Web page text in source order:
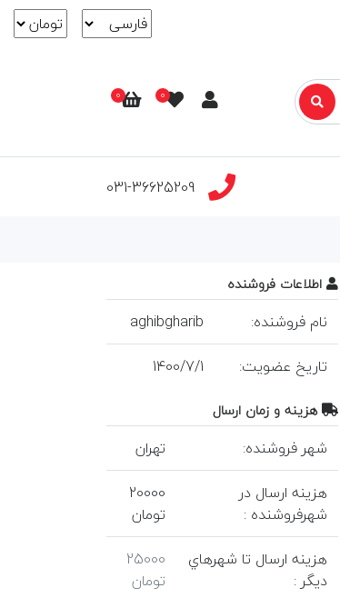
0
0
031-36625209
اطلاعات فروشنده
نام فروشنده:
aghibgharib
تاريخ عضويت:
1400/7/1
هزينه و زمان ارسال
شهر فروشنده:
تهران
هزينه ارسال در
شهرفروشنده :
20000
تومان
هزينه ارسال تا شهرهاي
ديگر :
25000
تومان